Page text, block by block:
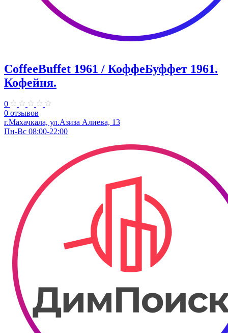
CoffeeBuffet 1961 / КоффеБуффет 1961.
Кофейня.
0
0 отзывов
г.Махачкала, ул.Азиза Алиева, 13
Пн-Вс 08:00-22:00